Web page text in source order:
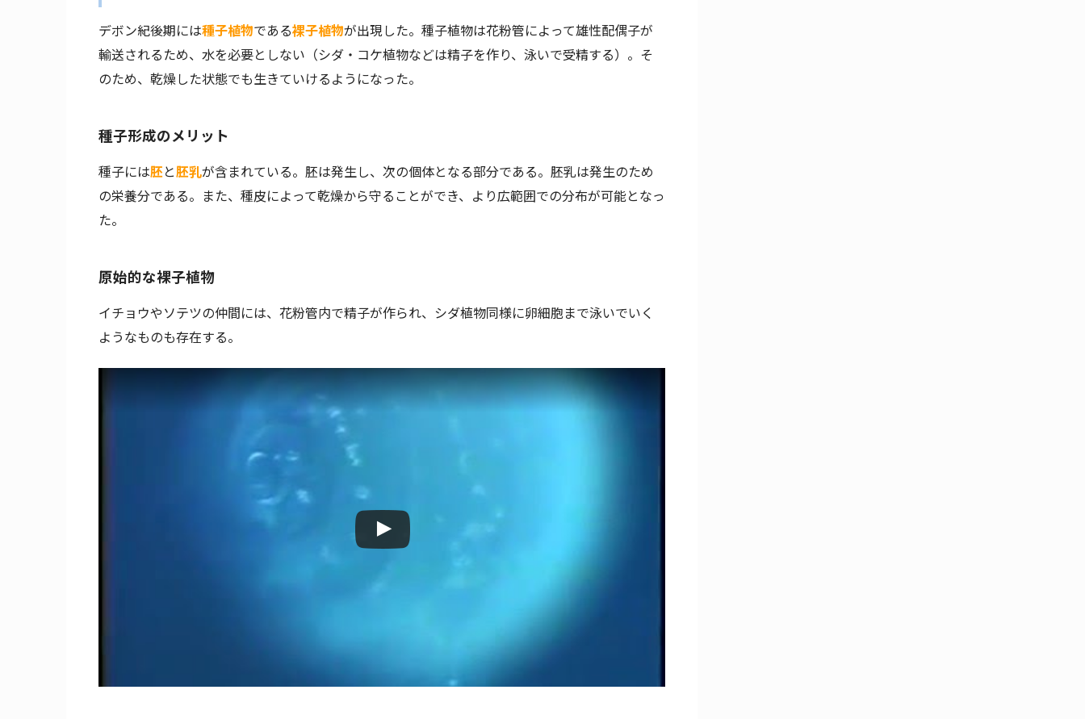
デボン紀後期には種子植物である裸子植物が出現した。種子植物は花粉管によって雄性配偶子が
輸送されるため、水を必要としない（シダ・コケ植物などは精子を作り、泳いで受精する）。そ
のため、乾燥した状態でも生きていけるようになった。
種子形成のメリット
種子には胚と胚乳が含まれている。胚は発生し、次の個体となる部分である。胚乳は発生のため
の栄養分である。また、種皮によって乾燥から守ることができ、より広範囲での分布が可能となっ
た。
原始的な裸子植物
イチョウやソテツの仲間には、花粉管内で精子が作られ、シダ植物同様に卵細胞まで泳いでいく
ようなものも存在する。